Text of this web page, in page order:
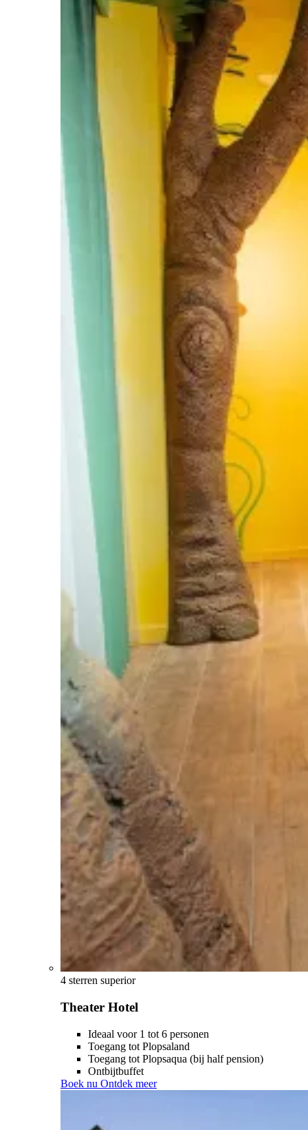
4 sterren superior
Theater Hotel
Ideaal voor 1 tot 6 personen
Toegang tot Plopsaland
Toegang tot Plopsaqua (bij half pension)
Ontbijtbuffet
Boek nu Ontdek meer